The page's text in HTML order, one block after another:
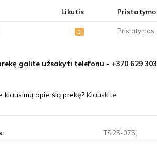
Likutis
3 Pristatymas
galite užsakyti telefonu - +370 629
klausimų apie šią prekę? Klauskite
TS25-075J